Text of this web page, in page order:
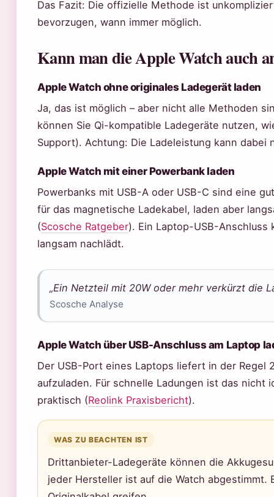
Das Fazit: Die offizielle Methode ist
bevorzugen, wann immer möglich.
Kann man die Apple Watch auch
Apple Watch ohne originales Ladegerät laden
Ja, das ist möglich – aber nicht alle Methoden
können Sie Qi-kompatible Ladegeräte nutzen,
Support). Achtung: Die Ladeleistung kann dabei
Apple Watch mit einer Powerbank laden
Powerbanks mit USB-A oder USB-C sind eine
für das magnetische Ladekabel, laden aber
(Scosche Ratgeber). Ein Laptop-USB-
langsam nachlädt.
„Ein Netzteil mit 20W oder mehr verkürzt die
Scosche Analyse
Apple Watch über USB-Anschluss am Laptop
Der USB-Port eines Laptops liefert in der Regel
aufzuladen. Für schnelle Ladungen ist das nicht
praktisch (Reolink Praxisbericht).
WAS ZU BEACHTEN IST
Drittanbieter-Ladegeräte können die
jeder Hersteller ist auf die Watch abgestimmt.